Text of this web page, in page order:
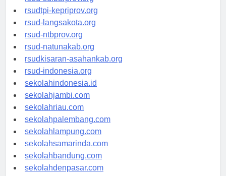
rsud-sulbarprov.org
rsudtpi-kepriprov.org
rsud-langsakota.org
rsud-ntbprov.org
rsud-natunakab.org
rsudkisaran-asahankab.org
rsud-indonesia.org
sekolahindonesia.id
sekolahjambi.com
sekolahriau.com
sekolahpalembang.com
sekolahlampung.com
sekolahsamarinda.com
sekolahbandung.com